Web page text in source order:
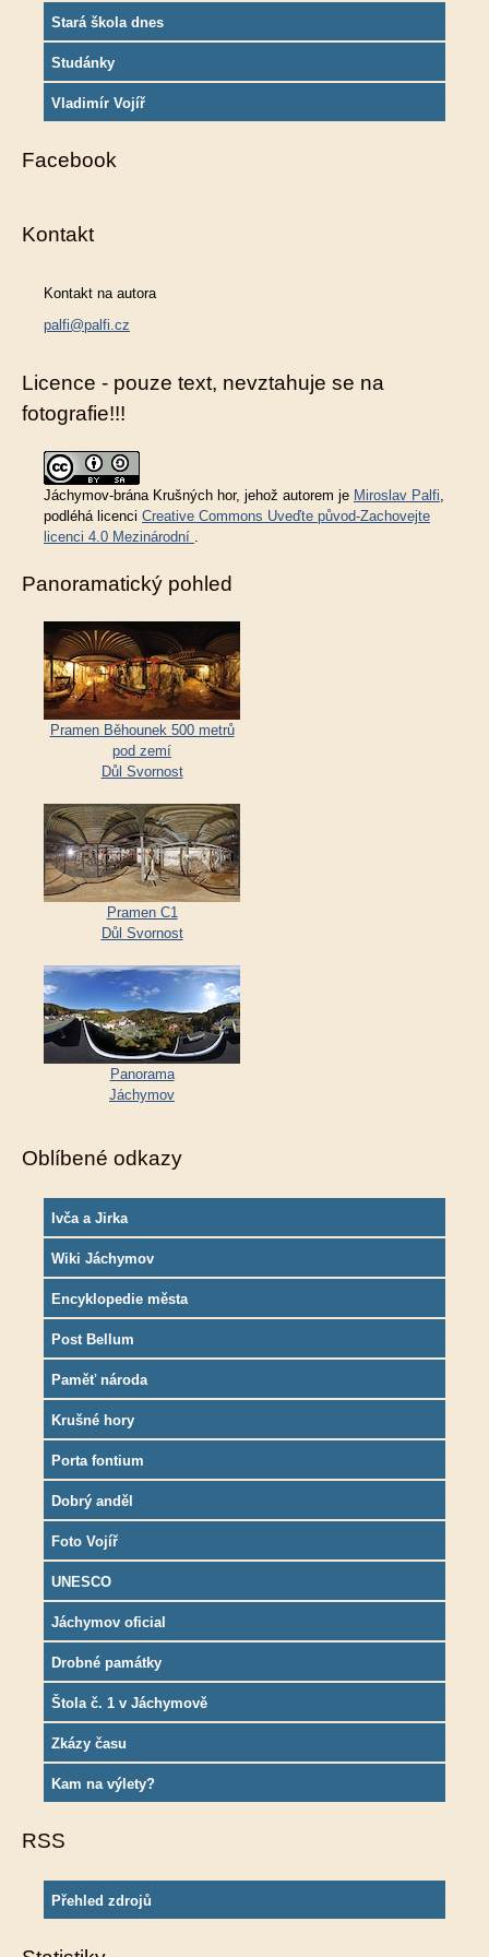
Stará škola dnes
Studánky
Vladimír Vojíř
Facebook
Kontakt
Kontakt na autora
palfi@palfi.cz
Licence - pouze text, nevztahuje se na
fotografie!!!
Jáchymov-brána Krušných hor, jehož autorem je Miroslav Palfi
podléhá licenci Creative Commons Uveďte původ-Zachovejte
licenci 4.0 Mezinárodní
Panoramatický pohled
Pramen Běhounek 500 metrů
pod zemí
Důl Svornost
Pramen C1
Důl Svornost
Panorama
Jáchymov
Oblíbené odkazy
Ivča a Jirka
Wiki Jáchymov
Encyklopedie města
Post Bellum
Paměť národa
Krušné hory
Porta fontium
Dobrý anděl
Foto Vojíř
UNESCO
Jáchymov oficial
Drobné památky
Štola č. 1 v Jáchymově
Zkázy času
Kam na výlety?
RSS
Přehled zdrojů